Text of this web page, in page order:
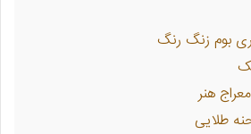
بوم زنگ رنگ
هنر
طلایی